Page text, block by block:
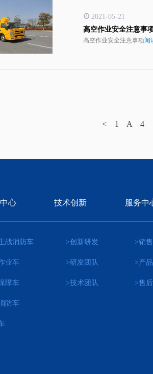
2021-05-21
高空作业安全注意事
高空作业安全注意事项阅
< 1 A 4
心 技术创新 服务中
战消防车
业车
障车
防车
>创新研发
>研发团队
>技术团队
>销
>产
>售